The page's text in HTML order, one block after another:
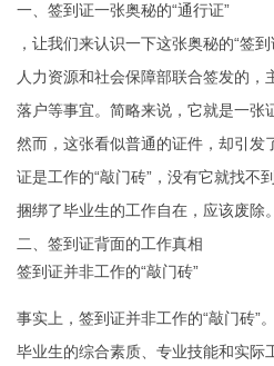
一、签到证一张奥秘的“通行证”
，让我们来认识一下这张奥秘的“签
人力资源和社会保障部联合签发的，
落户等事宜。简略来说，它就是一张
然而，这张看似普通的证件，却引发
证是工作的“敲门砖”，没有它就找不
捆绑了毕业生的工作自在，应该废除。
二、签到证背面的工作真相
签到证并非工作的“敲门砖”
事实上，签到证并非工作的“敲门砖”
毕业生的综合素质、专业技能和实际